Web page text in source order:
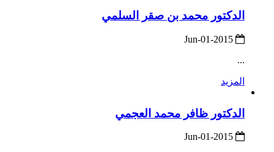
الدكتور محمد بن صقر السلمي
...
المزيد
الدكتور ظافر محمد العجمي